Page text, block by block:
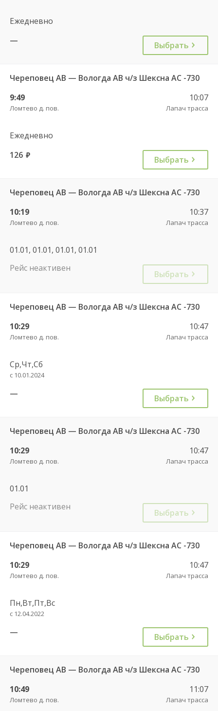
Ежедневно
—
Выбрать
Череповец АВ — Вологда АВ ч/з Шексна АC -730
9:49
Ломтево д. пов.
10:07
Лапач трасса
Ежедневно
126 руб. Выбрать
Череповец АВ — Вологда АВ ч/з Шексна АC -730
10:19
Ломтево д. пов.
10:37
Лапач трасса
01.01, 01.01, 01.01, 01.01
Рейс неактивен
Выбрать
Череповец АВ — Вологда АВ ч/з Шексна АC -730
10:29
Ломтево д. пов.
10:47
Лапач трасса
Ср,Чт,Сб
с 10.01.2024
— Выбрать
Череповец АВ — Вологда АВ ч/з Шексна АC -730
10:29
Ломтево д. пов.
10:47
Лапач трасса
01.01
Рейс неактивен
Выбрать
Череповец АВ — Вологда АВ ч/з Шексна АC -730
10:29
Ломтево д. пов.
10:47
Лапач трасса
Пн,Вт,Пт,Вс
с 12.04.2022
— Выбрать
Череповец АВ — Вологда АВ ч/з Шексна АC -730
10:49
Ломтево д. пов.
11:07
Лапач трасса